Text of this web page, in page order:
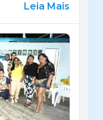
Leia Mais